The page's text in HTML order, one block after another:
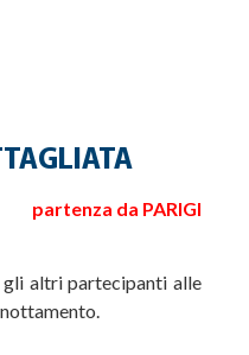
partenza da PARIGI
altri partecipanti alle